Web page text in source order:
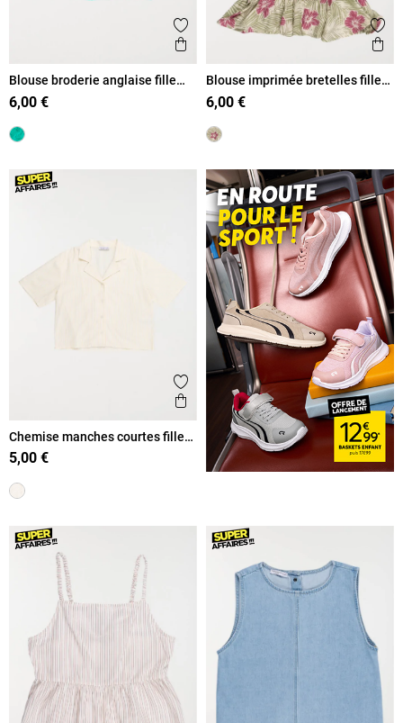
Ajouter aux favoris
Aperçu rapide
Blouse broderie anglaise fille
(XXS-M)
6,00 €
Blouse imprimée bretelles fille
(XXS-M)
6,00 €
Ajouter aux favoris
Aperçu rapide
Chemise manches courtes fille
(XXS-M)
5,00 €